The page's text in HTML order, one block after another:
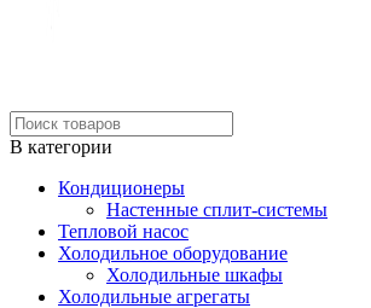
В категории
Кондиционеры
Настенные сплит-системы
Тепловой насос
Холодильное оборудование
Холодильные шкафы
Холодильные агрегаты